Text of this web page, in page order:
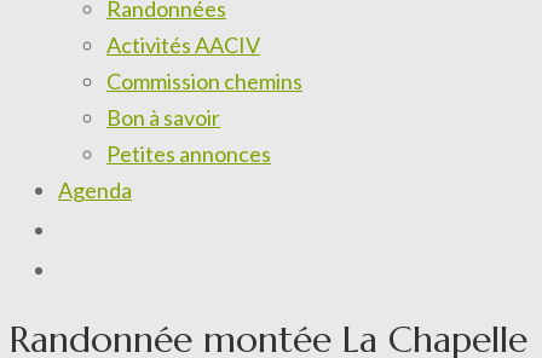
Randonnées
Activités AACIV
Commission chemins
Bon à savoir
Petites annonces
Agenda
Randonnée montée La Chapelle